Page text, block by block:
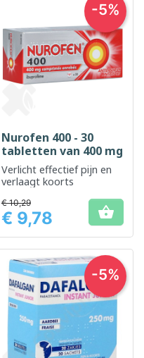
Nurofen 400 - 30
tabletten van 400 mg
Verlicht effectief pijn en
verlaagt koorts
Prijs
€ 10,29
€ 9,78 
-5%
-5%